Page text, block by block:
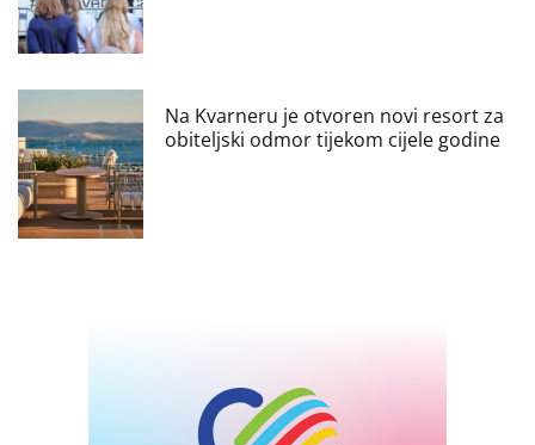
Na Kvarneru je otvoren novi resort za
obiteljski odmor tijekom cijele godine